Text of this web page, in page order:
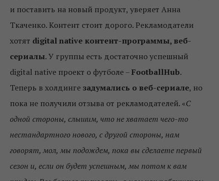
и поставить на новый продукт, уверяет Анна
Ткаченко. Контент стоит дорого. Рекламодатели
хотят digital native контент-программы, веб-
сериалы. У группы есть достаточно успешный
digital native проект о футболе –FootballHub.
Теперь в холдинге задумались о веб-сериале, но
пока не получили отзыва от рекламодателей. «С
одной стороны, слышим, что не хватает чего-то
нестандартного нового, с другой стороны, нам
говорят, мол, мы подождем, пока вы сделаете первый
сезон и, если он будет успешным, мы потом к вам